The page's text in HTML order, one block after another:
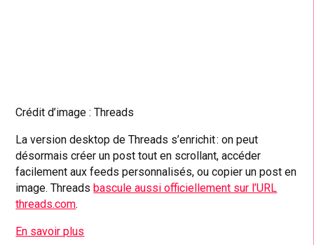
Crédit d’image : Threads
La version desktop de Threads s’enrichit : on peut
désormais créer un post tout en scrollant, accéder
facilement aux feeds personnalisés, ou copier un post en
image. Threadsbascule aussi officiellement sur l’URL
threads.com.
En savoir plus